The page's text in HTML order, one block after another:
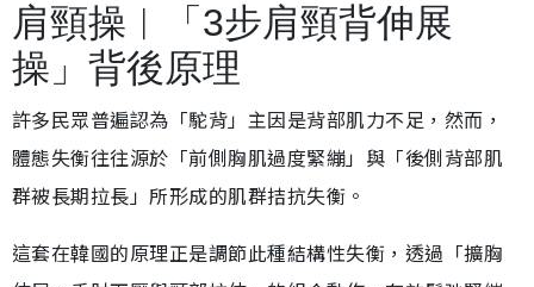
肩頸操︱「3步肩頸背伸展
操」背後原理
許多民眾普遍認為「駝背」主因是背部肌力不足，然而，
體態失衡往往源於「前側胸肌過度緊繃」與「後側背部肌
群被長期拉長」所形成的肌群拮抗失衡。
這套在韓國的原理正是調節此種結構性失衡，透過「擴胸